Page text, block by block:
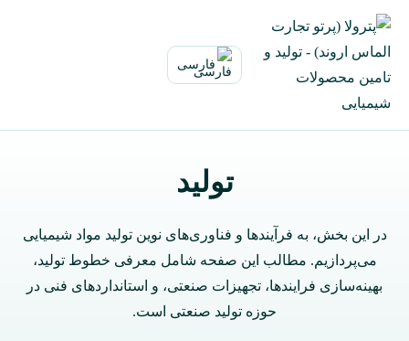
بازگشت
محتوا
فارسی
تولید
در این بخش، به فرآیندها و فناوری‌های نوین تولید مواد شیمیایی
می‌پردازیم. مطالب این صفحه شامل معرفی خطوط تولید،
بهینه‌سازی فرایندها، تجهیزات صنعتی، و استانداردهای فنی در
حوزه تولید صنعتی است.